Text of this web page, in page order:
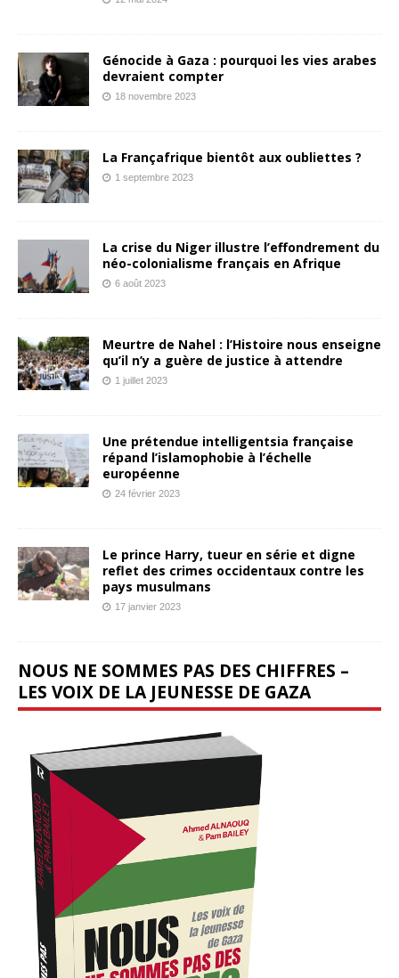
Génocide à Gaza : pourquoi les vies arabes
devraient compter
18 novembre 2023
La Françafrique bientôt aux oubliettes ?
1 septembre 2023
La crise du Niger illustre l’effondrement du
néo-colonialisme français en Afrique
6 août 2023
Meurtre de Nahel : l’Histoire nous enseigne
qu’il n’y a guère de justice à attendre
1 juillet 2023
Une prétendue intelligentsia française
répand l’islamophobie à l’échelle
européenne
24 février 2023
Le prince Harry, tueur en série et digne
reflet des crimes occidentaux contre les
pays musulmans
17 janvier 2023
NOUS NE SOMMES PAS DES CHIFFRES –
LES VOIX DE LA JEUNESSE DE GAZA